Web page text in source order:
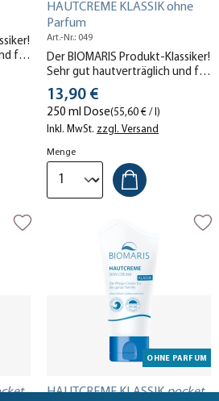
für
HAUTCREME KLASSIK ohne
Parfum
Art.-Nr.: 049
Der BIOMARIS Produkt-Klassiker!
Sehr gut hautverträglich und für
die ganze Familie geeignet –
auch bei Neurodermitis.
Stückpreis
13,90 €
250 ml Dose(55,60 € / l)
Inkl. MwSt. zzgl. Versand
Menge
OHNE PARFUM
HAUTCREME KLASSIKpocket